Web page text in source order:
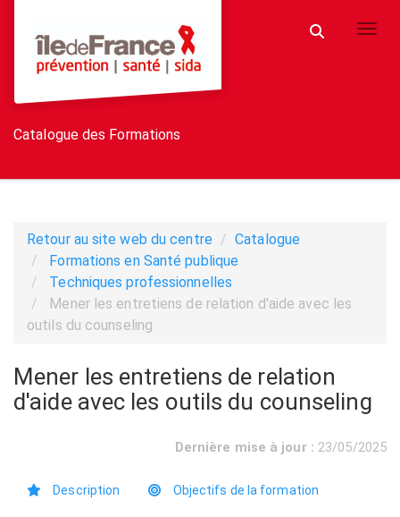
Catalogue des Formations
Retour au site web du centre
Catalogue
Formations en Santé publique
Techniques professionnelles
Mener les entretiens de relation d'aide avec les
outils du counseling
Mener les entretiens de relation
d'aide avec les outils du counseling
Dernière mise à jour : 23/05/2025
Description Objectifs de la formation